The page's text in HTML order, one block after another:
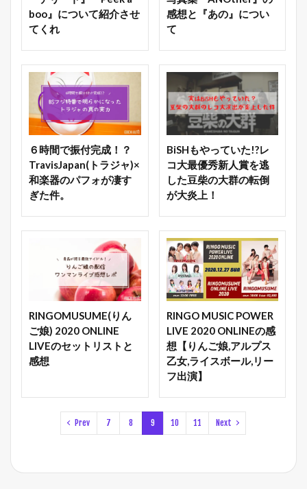
boo』について紹介させ
てくれ
感想と『あの』につい
て
６時間で振付完成！？
TravisJapan(トラジャ)×
和楽器のパフォが凄す
ぎた件。
BiSHもやっていた!?レ
コ大最優秀新人賞を逃
した豆柴の大群の転倒
が大炎上！
RINGOMUSUME(りん
ご娘) 2020 ONLINE
LIVEのセットリストと
感想
RINGO MUSIC POWER
LIVE 2020 ONLINEの感
想【りんご娘,アルプス
乙女,ライスボール,リー
フ出演】
Prev 7 8 9 10 11 Next